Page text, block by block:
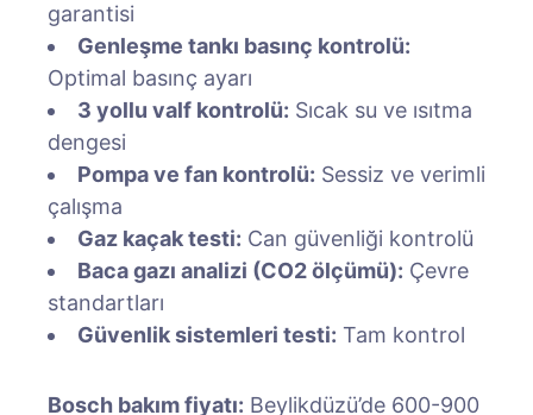
garantisi
Genleşme tankı basınç kontrolü:
Optimal basınç ayarı
3 yollu valf kontrolü: Sıcak su ve ısıtma
dengesi
Pompa ve fan kontrolü: Sessiz ve verimli
çalışma
Gaz kaçak testi: Can güvenliği kontrolü
Baca gazı analizi (CO2 ölçümü): Çevre
standartları
Güvenlik sistemleri testi: Tam kontrol
Bosch bakım fiyatı: Beylikdüzü’de 600-900